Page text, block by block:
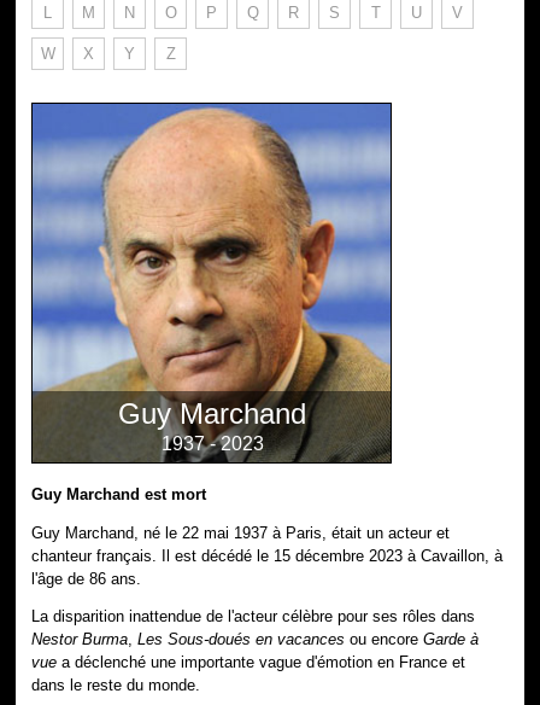
L M N O P Q R S T U V
W X Y Z
Guy Marchand
1937 - 2023
Guy Marchand est mort
Guy Marchand, né le 22 mai 1937 à Paris, était un acteur et
chanteur français. Il est décédé le 15 décembre 2023 à Cavaillon, à
l'âge de 86 ans.
La disparition inattendue de l'acteur célèbre pour ses rôles dans
Nestor Burma,Les Sous-doués en vacances ou encoreGarde à
vue a déclenché une importante vague d'émotion en France et
dans le reste du monde.